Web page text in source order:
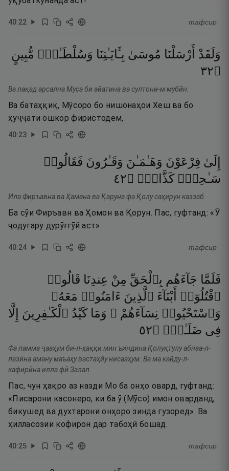
40:22 тафсир
وَلَقَدْ أَرْسَلْنَا مُوسَىٰ بِـَٔايَـٰتِنَا وَسُلْطَـٰنٍۢ مُّبِينٍ
۝٢٣
Ва лақад арсална Муса би айатина ва султони-м мубӣн.
Ва батаҳқиқ, Мӯсоро бо нишонаҳои Хеш ва бо
ҳуҷҷати ошкор фиристодем,
40:23
إِلَىٰ فِرْعَوْنَ وَهَـٰمَـٰنَ وَقَـٰرُونَ فَقَالُوا۟
سَـٰحِرٌۭ كَذَّابٌۭ ۝٢٤
Ила Фиръавна ва Ҳамана ва Қаруна фа Қолу саҳирун каззаб.
Ба сӯи Фиръавн ва Ҳомон ва Қорун. Пас, гуфтанд: «Ӯ
ҷодугару дурӯғгӯй аст».
40:24 тафсир
فَلَمَّا جَآءَهُم بِٱلْحَقِّ مِنْ عِندِنَا قَالُوا۟
ٱقْتُلُوٓا۟ أَبْنَآءَ ٱلَّذِينَ ءَامَنُوا۟ مَعَهُۥ
وَٱسْتَحْيُوا۟ نِسَآءَهُمْ ۚ وَمَا كَيْدُ ٱلْكَـٰفِرِينَ
إِلَّا
فِى ضَلَـٰلٍۢ ۝٢٥
Фа ламма ҷааҳум би-л-ҳаққи мин ъиндина Қолуқтулу абнаа-л-
лазӣна аману маъаҳу вастаҳйу нисааҳум. Ва ма кайду-л-
кафирӣна илла фӣ Залал.
Пас, чун ҳақро аз назди Мо ба онҳо овард, гуфтанд:
«Писарони касонеро, ки ба ӯ (Мӯсо) имон оварданд,
бикушед ва духтарони онҳоро зинда гузоред». Ва
ҳилласозии кофирон дар табоҳӣ бошад.
40:25 тафсир